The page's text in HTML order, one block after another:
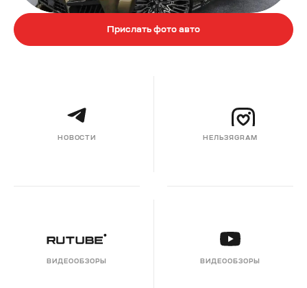
Прислать фото авто
НОВОСТИ НЕЛЬЗЯGRAM
ВИДЕООБЗОРЫ ВИДЕООБЗОРЫ